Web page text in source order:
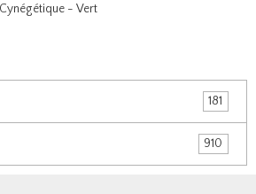
- Vert
181
910